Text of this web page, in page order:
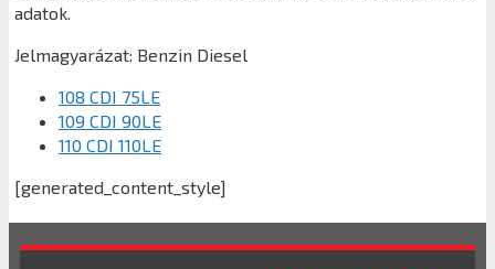
adatok.
Jelmagyarázat: Benzin Diesel
108 CDI 75LE
109 CDI 90LE
110 CDI 110LE
[generated_content_style]